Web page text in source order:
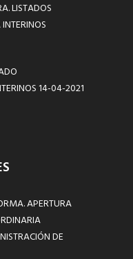
LISTADOS
14-04-2021
APERTURA
DE